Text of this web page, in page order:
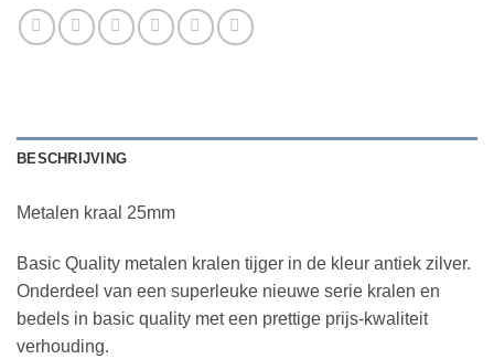
BESCHRIJVING
Metalen kraal 25mm
Basic Quality metalen kralen tijger in de kleur antiek zilver.
Onderdeel van een superleuke nieuwe serie kralen en
bedels in basic quality met een prettige prijs-kwaliteit
verhouding.